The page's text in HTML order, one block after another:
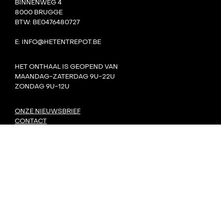
BINNENWEG 4
8000 BRUGGE
BTW: BE0476480727
E: INFO@HETENTREPOT.BE
HET ONTHAAL IS GEOPEND VAN
MAANDAG-ZATERDAG 9U-22U
ZONDAG 9U-12U
ONZE NIEUWSBRIEF
CONTACT